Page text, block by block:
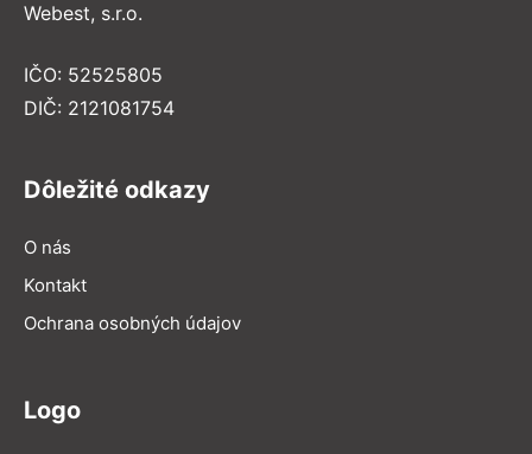
Webest, s.r.o.
IČO: 52525805
DIČ: 2121081754
Dôležité odkazy
O nás
Kontakt
Ochrana osobných údajov
Logo